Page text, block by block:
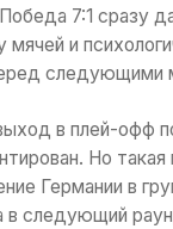
7:1 сразу
и
следующими
в плей-офф
Но
Германии в
в следующий